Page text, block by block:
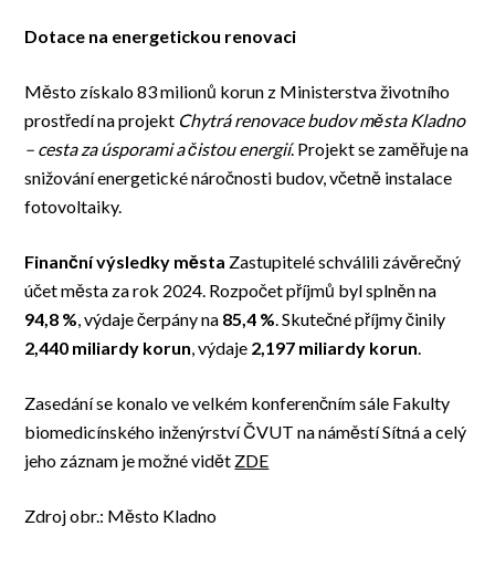
Dotace na energetickou renovaci
Město získalo 83 milionů korun z Ministerstva životního
prostředí na projekt Chytrá renovace budov města Kladno
– cesta za úsporami a čistou energií. Projekt se zaměřuje na
snižování energetické náročnosti budov, včetně instalace
fotovoltaiky.
Finanční výsledky města Zastupitelé schválili závěrečný
účet města za rok 2024. Rozpočet příjmů byl splněn na
94,8 %, výdaje čerpány na 85,4 %. Skutečné příjmy činily
2,440 miliardy korun, výdaje 2,197 miliardy korun.
Zasedání se konalo ve velkém konferenčním sále Fakulty
biomedicínského inženýrství ČVUT na náměstí Sítná a celý
jeho záznam je možné vidět ZDE
Zdroj obr.: Město Kladno